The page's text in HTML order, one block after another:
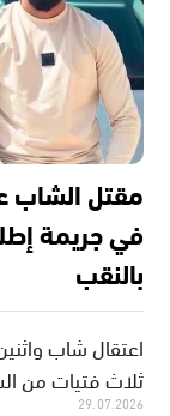
مقتل الشاب
في جريمة
بالنقب
اعتقال شاب
ثلاث فتيات من
29.07.2026